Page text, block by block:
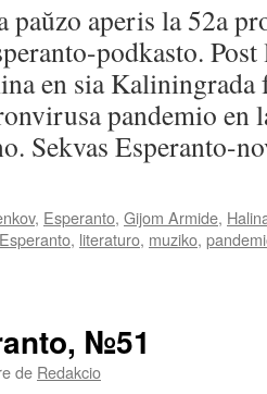
paŭzo aperis la 52a
podkasto. Post
en sia
pandemio en
Sekvas Esperanto-
, Esperanto, Gijom Armide,
, literaturo, muziko,
№51
de Redakcio